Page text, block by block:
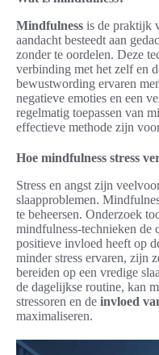
Mindfulness is de praktijk
aandacht besteedt aan
zonder te oordelen. Deze
verbinding met het zelf en
bewustwording ervaren
negatieve emoties en een
regelmatig toepassen van
effectieve methode zijn
Hoe mindfulness stress
Stress en angst zijn
slaapproblemen.
te beheersen. Onderzoek
mindfulness-technieken de
positieve invloed heeft op
minder stress ervaren, zijn
bereiden op een vredige
de dagelijkse routine, kan
stressoren en de invloed
maximaliseren.